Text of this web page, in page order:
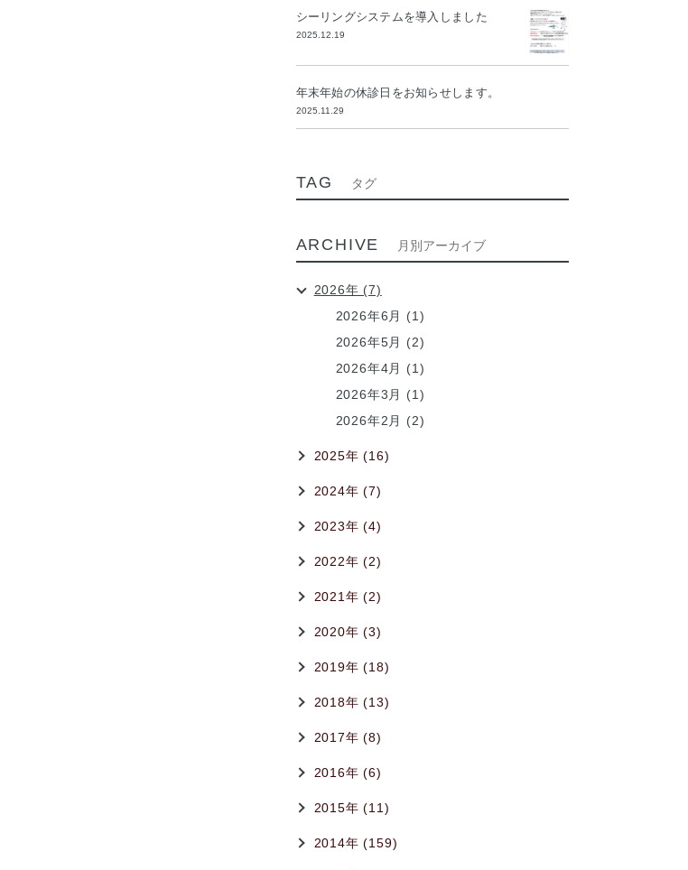
シーリングシステムを導入しました
2025.12.19
年末年始の休診日をお知らせします。
2025.11.29
TAG タグ
ARCHIVE 月別アーカイブ
2026年 (7)
2026年6月 (1)
2026年5月 (2)
2026年4月 (1)
2026年3月 (1)
2026年2月 (2)
2025年 (16)
2024年 (7)
2023年 (4)
2022年 (2)
2021年 (2)
2020年 (3)
2019年 (18)
2018年 (13)
2017年 (8)
2016年 (6)
2015年 (11)
2014年 (159)